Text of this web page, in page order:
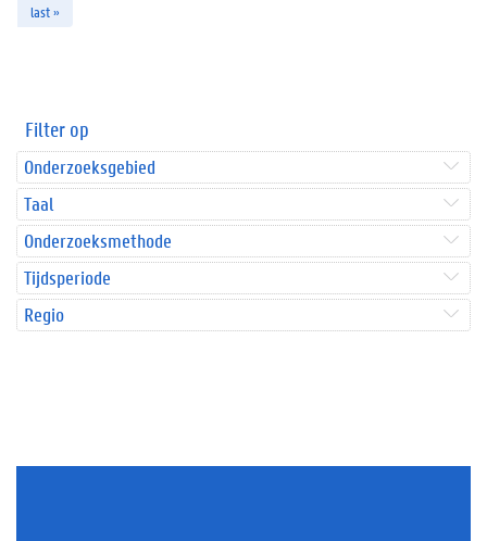
last »
Filter op
Onderzoeksgebied
Taal
Onderzoeksmethode
Tijdsperiode
Regio